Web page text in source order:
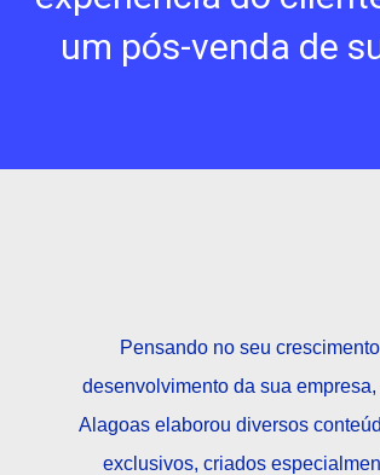
um pós-venda de
Pensando no seu
desenvolvimento da sua
Alagoas elaborou diversos
exclusivos, criados